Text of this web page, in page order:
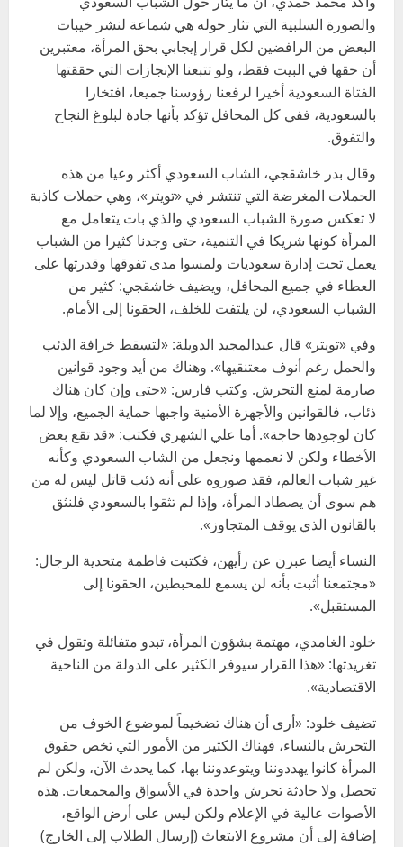
والصورة السلبية التي تثار حوله هي شماعة لنشر خيبات
البعض من الرافضين لكل قرار إيجابي بحق المرأة، معتبرين
أن حقها في البيت فقط، ولو تتبعنا الإنجازات التي حققتها
الفتاة السعودية أخيرا لرفعنا رؤوسنا جميعا، افتخارا
بالسعودية، ففي كل المحافل تؤكد بأنها جادة لبلوغ النجاح
والتفوق.
وقال بدر خاشقجي، الشاب السعودي أكثر وعيا من هذه
الحملات المغرضة التي تنتشر في «تويتر»، وهي حملات كاذبة
لا تعكس صورة الشباب السعودي والذي بات يتعامل مع
المرأة كونها شريكا في التنمية، حتى وجدنا كثيرا من الشباب
يعمل تحت إدارة سعوديات ولمسوا مدى تفوقها وقدرتها على
العطاء في جميع المحافل، ويضيف خاشقجي: كثير من
الشباب السعودي، لن يلتفت للخلف، الحقونا إلى الأمام.
وفي «تويتر» قال عبدالمجيد الدويلة: «لتسقط خرافة الذئب
والحمل رغم أنوف معتنقيها». وهناك من أيد وجود قوانين
صارمة لمنع التحرش. وكتب فارس: «حتى وإن كان هناك
ذئاب، فالقوانين والأجهزة الأمنية واجبها حماية الجميع، وإلا لما
كان لوجودها حاجة». أما علي الشهري فكتب: «قد تقع بعض
الأخطاء ولكن لا نعممها ونجعل من الشاب السعودي وكأنه
غير شباب العالم، فقد صوروه على أنه ذئب قاتل ليس له من
هم سوى أن يصطاد المرأة، وإذا لم تثقوا بالسعودي فلنثق
بالقانون الذي يوقف المتجاوز».
النساء أيضا عبرن عن رأيهن، فكتبت فاطمة متحدية الرجال:
«مجتمعنا أثبت بأنه لن يسمع للمحبطين، الحقونا إلى
المستقبل».
خلود الغامدي، مهتمة بشؤون المرأة، تبدو متفائلة وتقول في
تغريدتها: «هذا القرار سيوفر الكثير على الدولة من الناحية
الاقتصادية».
تضيف خلود: «أرى أن هناك تضخيماً لموضوع الخوف من
التحرش بالنساء، فهناك الكثير من الأمور التي تخص حقوق
المرأة كانوا يهددوننا ويتوعدوننا بها، كما يحدث الآن، ولكن لم
تحصل ولا حادثة تحرش واحدة في الأسواق والمجمعات. هذه
الأصوات عالية في الإعلام ولكن ليس على أرض الواقع،
إضافة إلى أن مشروع الابتعاث (إرسال الطلاب إلى الخارج)